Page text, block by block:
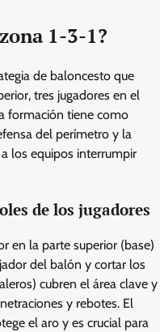
1-3-1?
de baloncesto que
tres jugadores en el
formación tiene como
del perímetro y la
los equipos interrumpir
de los jugadores
en la parte superior (base)
del balón y cortar los
cubren el área clave y
y rebotes. El
el aro y es crucial para